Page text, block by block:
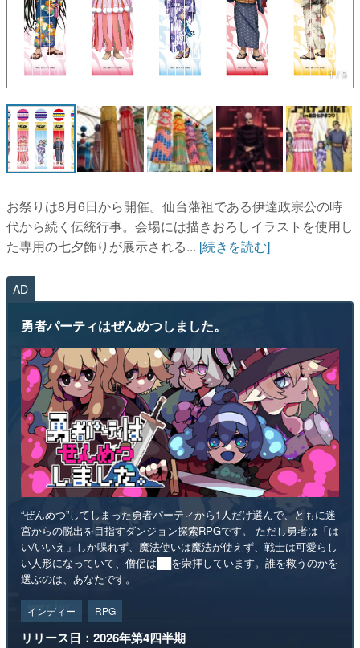
特集記事
マンガ
女性向け
アプリレビュー
その他
運営：株式会社マレ
1 / 5
お祭りは8月6日から開催。仙台藩祖である伊達政宗公の時
代から続く伝統行事。会場には描きおろしイラストを使用し
た専用の七夕飾りが展示される... [続きを読む]
AD
勇者パーティはぜんめつしました。
“ぜんめつ”してしまった勇者パーティから1人だけ選んで、ともに迷
宮からの脱出を目指すダンジョン探索RPGです。 ただし勇者は「は
い/いいえ」しか喋れず、魔法使いは魔法が使えず、戦士は可愛らし
い人形になっていて、僧侶は██を崇拝しています。誰を救うのかを
選ぶのは、あなたです。
インディー RPG
リリース日：2026年第4四半期